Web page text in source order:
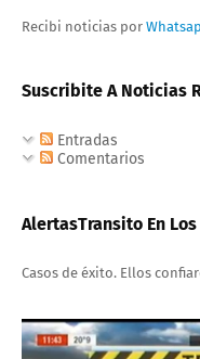
Recibi noticias por
Suscribite A Noticias
Entradas
Comentarios
AlertasTransito En
Casos de éxito. Ellos